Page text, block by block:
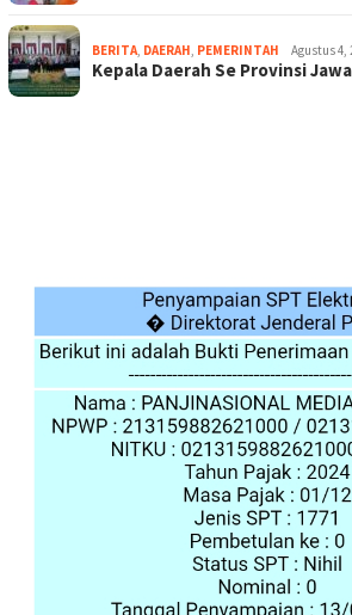
BERITA DAERAH PEMERINTAH Agustus 4,
Kepala Daerah Se Provinsi